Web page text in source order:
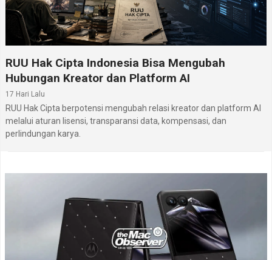
RUU Hak Cipta Indonesia Bisa Mengubah
Hubungan Kreator dan Platform AI
17 Hari Lalu
RUU Hak Cipta berpotensi mengubah relasi kreator dan platform AI
melalui aturan lisensi, transparansi data, kompensasi, dan
perlindungan karya.